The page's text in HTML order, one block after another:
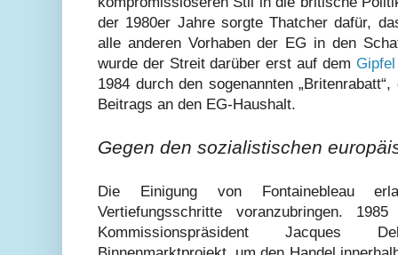
der 1980er Jahre sorgte Thatcher dafür,
alle anderen Vorhaben der EG in den
wurde der Streit darüber erst auf dem
1984 durch den sogenannten
Beitrags an den EG-Haushalt.
Gegen den sozialistischen
Die Einigung von Fontainebleau
Vertiefungsschritte voranzubringen.
Kommissionspräsident Jacques